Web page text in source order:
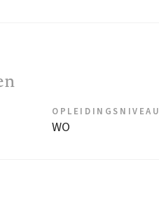
OPLEIDINGSNIVEAU
WO